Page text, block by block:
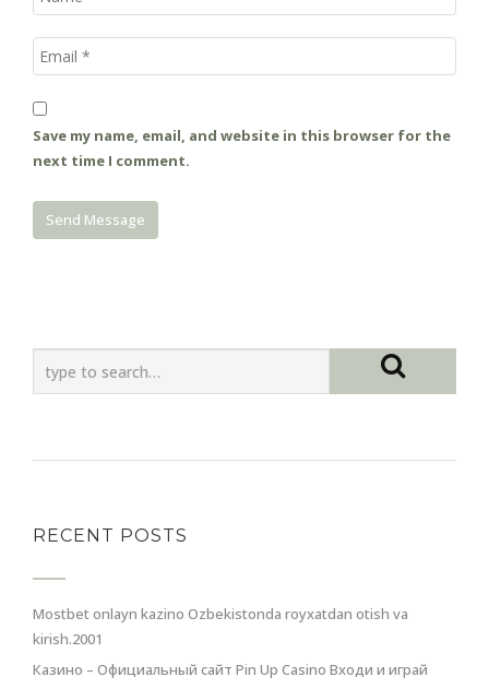
Save my name, email, and website in this browser for the
next time I comment.
RECENT POSTS
Mostbet onlayn kazino Ozbekistonda royxatdan otish va
kirish.2001
Казино – Официальный сайт Pin Up Casino Входи и играй